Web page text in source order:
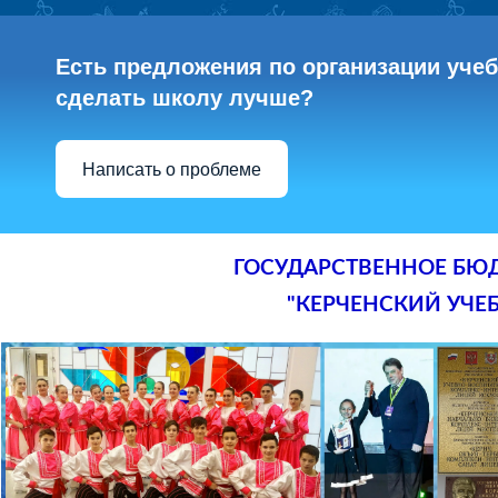
Есть предложения по организации
сделать школу лучше?
Написать о проблеме
ГОСУДАРСТВЕННОЕ
"КЕРЧЕНСКИЙ